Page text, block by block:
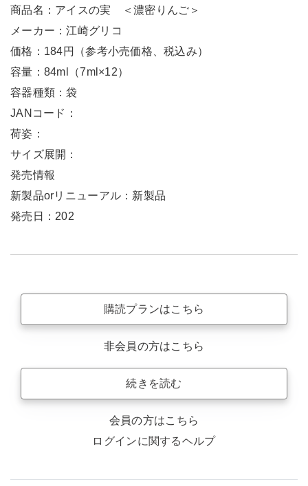
商品名：アイスの実 ＜濃密りんご＞
メーカー：江崎グリコ
価格：184円（参考小売価格、税込み）
容量：84ml（7ml×12）
容器種類：袋
JANコード：
荷姿：
サイズ展開：
発売情報
新製品orリニューアル：新製品
発売日：202
購読プランはこちら
非会員の方はこちら
続きを読む
会員の方はこちら
ログインに関するヘルプ